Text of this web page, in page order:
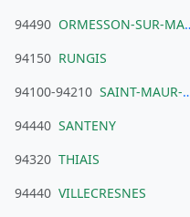
94490 ORMESSON-SUR-MARNE
94150 RUNGIS
94100-94210 SAINT-MAUR-DES-FOSSES
94440 SANTENY
94320 THIAIS
94440 VILLECRESNES